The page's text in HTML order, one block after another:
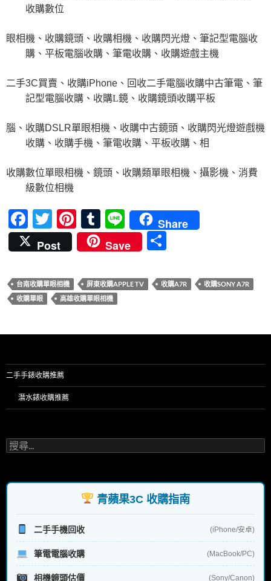
收購數位
眼相機、收購鏡頭、收購相機、收購閃光燈、筆記型電腦收
購、 平板電腦收購、筆電收購、收購遊戲主機
二手3C買賣、收購iPhone 、回收二手電腦收購中古筆電、筆
記型電腦收購、收購L鏡、收購鏡頭收購平板
腦、收購DSLR單眼相機、收購中古鏡頭、收購閃光燈遊戲機
收購、收購手機、筆電收購、平板收購、相
收購數位單眼相機、鏡頭、收購類單眼相機、攝影機、消費
級數位相機
F
ac
e
b
o
k
T
w
itt
er
Pi
nt
er
es
t
T
u
m
bl
r
Li
n
e
Share
Post
Save
台南收購單眼相機 屏東收購APPLE TV 收購A7R
收購SONY A7R
收購單眼
高雄收購單眼相機
二手手錶收購推薦
潛水錶收購推薦
搜
尋
字:
青蘋果3C 收購指南
二手手機回收 (iPhone/安卓)
筆電電腦收購 (MacBook/PC)
相機鏡頭估價 (Sony/Canon)